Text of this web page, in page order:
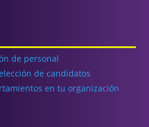
de personal
de candidatos
en tu organización